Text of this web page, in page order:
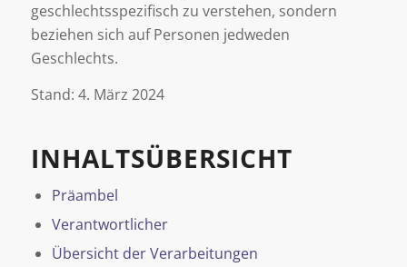
geschlechtsspezifisch zu verstehen, sondern
beziehen sich auf Personen jedweden
Geschlechts.
Stand: 4. März 2024
INHALTSÜBERSICHT
Präambel
Verantwortlicher
Übersicht der Verarbeitungen